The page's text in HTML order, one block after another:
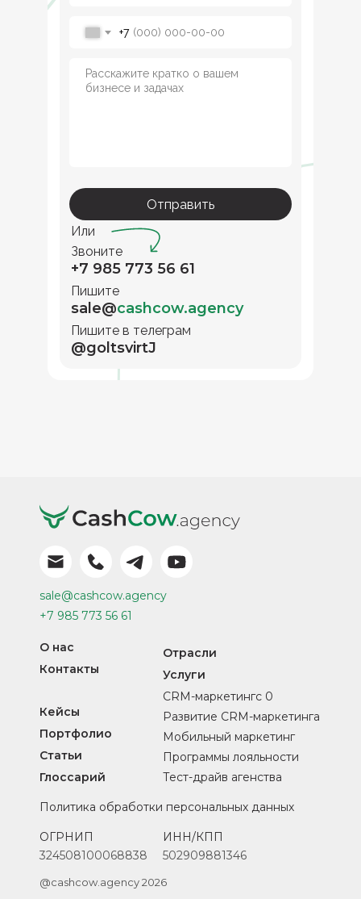
+7
Отправить
Или
@goltsvirtJ
Пишите в телеграм
sale@cashcow.agency
Пишите
+7 985 773 56 61
Звоните
@cashcow.agency 2026
Политика обработки персональных данных
Тест-драйв агенства
Программы лояльности
Мобильный маркетинг
Развитие CRM-маркетинга
CRM-маркетингс 0
+7 985 773 56 61
sale@cashcow.agency
ОГРНИП
324508100068838
Контакты
Статьи
Глоссарий
Портфолио
Отрасли
Кейсы
Услуги
О нас
ИНН/КПП
502909881346